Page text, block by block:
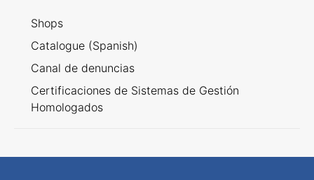
Shops
Catalogue (Spanish)
Canal de denuncias
Certificaciones de Sistemas de Gestión
Homologados